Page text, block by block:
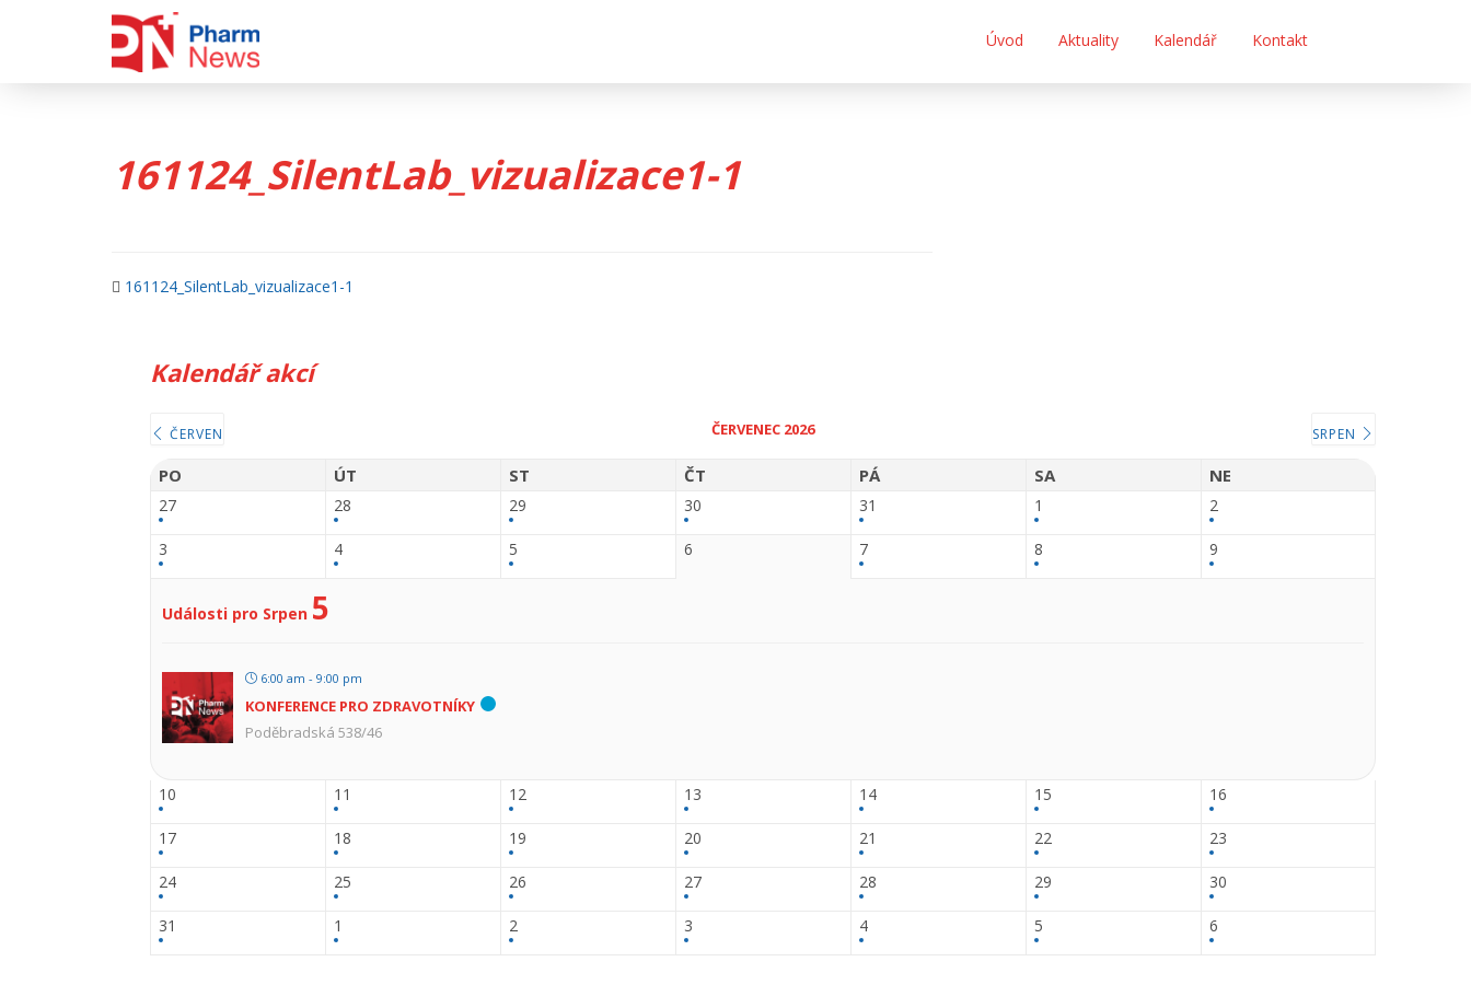
Úvod Aktuality Kalendář Kontakt
161124_SilentLab_vizualizace1-1
161124_SilentLab_vizualizace1-1
Kalendář akcí
ČERVEN ČERVENEC 2026 SRPEN
PO ÚT ST ČT PÁ SA NE
27 28 29 30 31 1 2
3 4 5 6 7 8 9
Události pro Srpen 5
6:00 am - 9:00 pm
KONFERENCE PRO ZDRAVOTNÍKY
Poděbradská 538/46
10 11 12 13 14 15 16
17 18 19 20 21 22 23
24 25 26 27 28 29 30
31 1 2 3 4 5 6